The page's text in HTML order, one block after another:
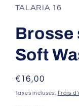
fenêtre
modale
TALARIA 16
Brosse
Soft
Prix
habituel
€16,00
Taxes incluses. Frais